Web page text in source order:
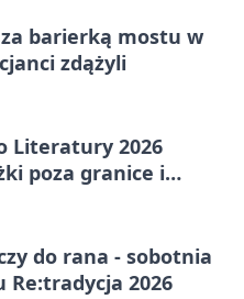
barierką mostu w
zdążyli
Literatury 2026
poza granice i
do rana - sobotnia
Re:tradycja 2026